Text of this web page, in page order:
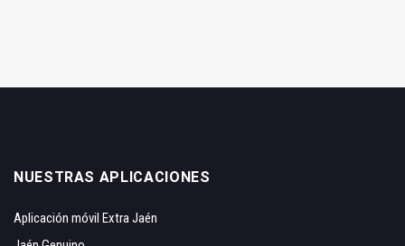
NUESTRAS APLICACIONES
Aplicación móvil Extra Jaén